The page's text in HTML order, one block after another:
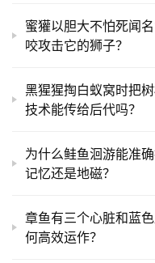
蜜獾以胆大不怕死闻
咬攻击它的狮子？
黑猩猩掏白蚁窝时把
技术能传给后代吗？
为什么鲑鱼洄游能准
记忆还是地磁？
章鱼有三个心脏和蓝
何高效运作？